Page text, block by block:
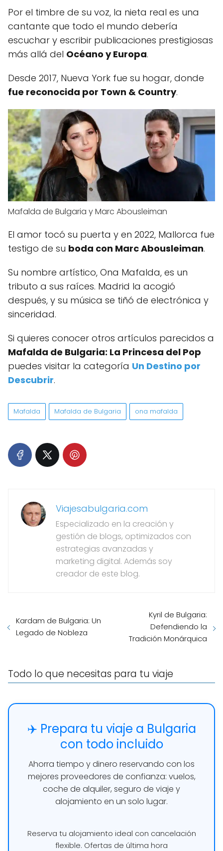
Por el timbre de su voz, la nieta real es una
cantante que todo el mundo debería
escuchar y escribir publicaciones prestigiosas
más allá del Océano y Europa.
Desde 2017, Nueva York fue su hogar, donde
fue reconocida por Town & Country.
Mafalda de Bulgaria y Marc Abousleiman
El amor tocó su puerta y en 2022, Mallorca fue
testigo de su boda con Marc Abousleiman.
Su nombre artístico, Ona Mafalda, es un
tributo a sus raíces. Madrid la acogió
después, y su música se tiñó de electrónica y
sinceridad.
Si quieres conocer otros artículos parecidos a
Mafalda de Bulgaria: La Princesa del Pop
puedes visitar la categoría Un Destino por
Descubrir.
Mafalda Mafalda de Bulgaria ona mafalda
Viajesabulgaria.com
Especializado en la creación y
gestión de blogs, optimizados con
estrategias avanzadas y
marketing digital. Además soy
creador de este blog.
Kardam de Bulgaria: Un
Legado de Nobleza
Kyril de Bulgaria:
Defendiendo la
Tradición Monárquica
Todo lo que necesitas para tu viaje
✈️ Prepara tu viaje a Bulgaria
con todo incluido
Ahorra tiempo y dinero reservando con los
mejores proveedores de confianza: vuelos,
coche de alquiler, seguro de viaje y
alojamiento en un solo lugar.
Reserva tu alojamiento ideal con cancelación
flexible. Ofertas de última hora